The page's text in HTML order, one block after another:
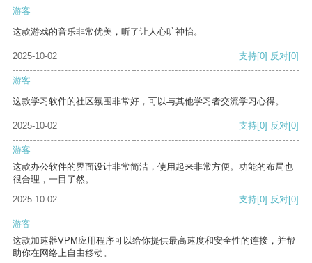
游客
这款游戏的音乐非常优美，听了让人心旷神怡。
2025-10-02 支持[0] 反对[0]
游客
这款学习软件的社区氛围非常好，可以与其他学习者交流学习心得。
2025-10-02 支持[0] 反对[0]
游客
这款办公软件的界面设计非常简洁，使用起来非常方便。功能的布局也
很合理，一目了然。
2025-10-02
支持[0] 反对[0]
游客
这款加速器VPM应用程序可以给你提供最高速度和安全性的连接，并帮
助你在网络上自由移动。